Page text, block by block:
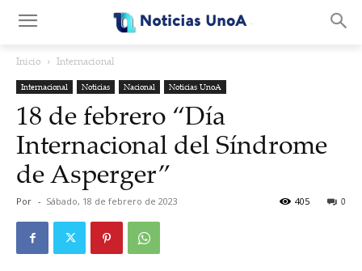
Inicio Internacional
Internacional Noticias Nacional Noticias UnoA
18 de febrero “Día
Internacional del Síndrome
de Asperger”
Por - Sábado, 18 de febrero de 2023 0
405